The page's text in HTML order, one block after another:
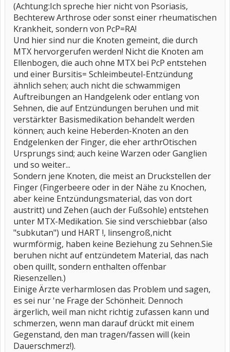
(Achtung:Ich spreche hier nicht von Psoriasis,
Bechterew Arthrose oder sonst einer rheumatischen
Krankheit, sondern von PcP=RA!
Und hier sind nur die Knoten gemeint, die durch
MTX hervorgerufen werden! Nicht die Knoten am
Ellenbogen, die auch ohne MTX bei PcP entstehen
und einer Bursitis= Schleimbeutel-Entzündung
ähnlich sehen; auch nicht die schwammigen
Auftreibungen an Handgelenk oder entlang von
Sehnen, die auf Entzündungen beruhen und mit
verstärkter Basismedikation behandelt werden
können; auch keine Heberden-Knoten an den
Endgelenken der Finger, die eher arthrOtischen
Ursprungs sind; auch keine Warzen oder Ganglien
und so weiter...
Sondern jene Knoten, die meist an Druckstellen der
Finger (Fingerbeere oder in der Nähe zu Knochen,
aber keine Entzündungsmaterial, das von dort
austritt) und Zehen (auch der Fußsohle) entstehen
unter MTX-Medikation. Sie sind verschiebbar (also
"subkutan") und HART !, linsengroß,nicht
wurmförmig, haben keine Beziehung zu Sehnen.Sie
beruhen nicht auf entzündetem Material, das nach
oben quillt, sondern enthalten offenbar
Riesenzellen.)
Einige Ärzte verharmlosen das Problem und sagen,
es sei nur 'ne Frage der Schönheit. Dennoch
ärgerlich, weil man nicht richtig zufassen kann und
schmerzen, wenn man darauf drückt mit einem
Gegenstand, den man tragen/fassen will (kein
Dauerschmerz!).